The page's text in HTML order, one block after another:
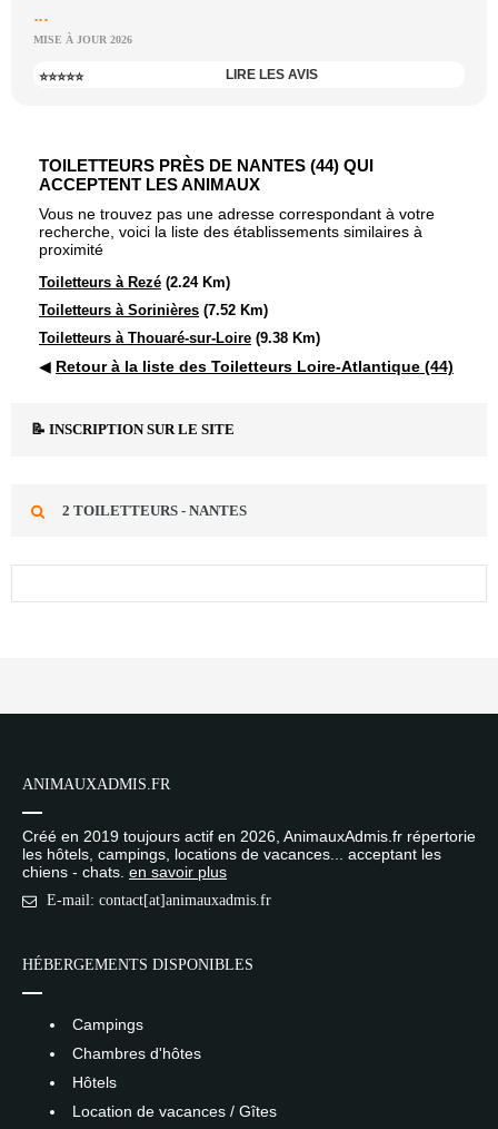
...
MISE À JOUR 2026
⭐⭐⭐⭐⭐ LIRE LES AVIS
TOILETTEURS PRÈS DE NANTES (44) QUI
ACCEPTENT LES ANIMAUX
Vous ne trouvez pas une adresse correspondant à votre
recherche, voici la liste des établissements similaires à
proximité
Toiletteurs à Rezé (2.24 Km)
Toiletteurs à Sorinières (7.52 Km)
Toiletteurs à Thouaré-sur-Loire (9.38 Km)
◀ Retour à la liste des Toiletteurs Loire-Atlantique (44)
📝 INSCRIPTION SUR LE SITE
2 TOILETTEURS - NANTES
ANIMAUXADMIS.FR
Créé en 2019 toujours actif en 2026, AnimauxAdmis.fr répertorie
les hôtels, campings, locations de vacances... acceptant les
chiens - chats. en savoir plus
E-mail: contact[at]animauxadmis.fr
HÉBERGEMENTS DISPONIBLES
Campings
Chambres d'hôtes
Hôtels
Location de vacances / Gîtes